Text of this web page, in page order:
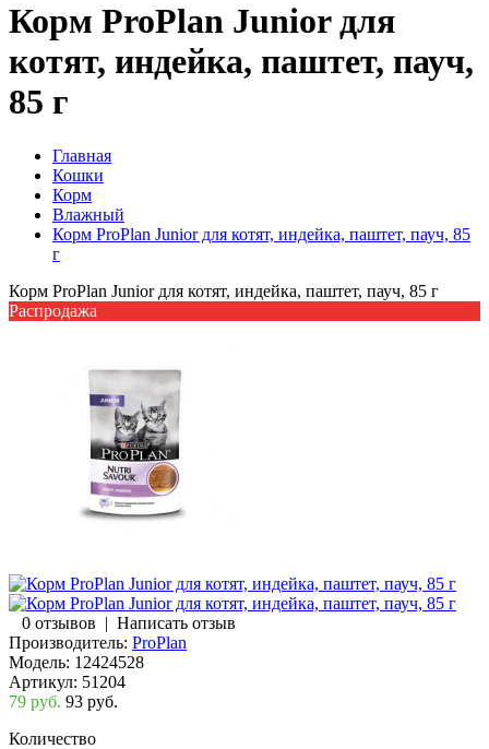
Корм ProPlan Junior для
котят, индейка, паштет, пауч,
85 г
Главная
Кошки
Корм
Влажный
Корм ProPlan Junior для котят, индейка, паштет, пауч, 85
г
Корм ProPlan Junior для котят, индейка, паштет, пауч, 85 г
Распродажа
0 отзывов | Написать отзыв
Производитель: ProPlan
Модель: 12424528
Артикул: 51204
79 руб. 93 руб.
Количество